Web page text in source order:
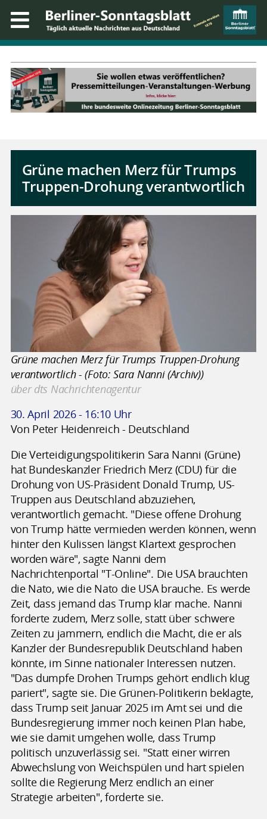
Grüne machen Merz für Trumps
Truppen-Drohung verantwortlich
Grüne machen Merz für Trumps Truppen-Drohung
verantwortlich - (Foto: Sara Nanni (Archiv))
über dts Nachrichtenagentur
30. April 2026 - 16:10 Uhr
Von Peter Heidenreich - Deutschland
Die Verteidigungspolitikerin Sara Nanni (Grüne)
hat Bundeskanzler Friedrich Merz (CDU) für die
Drohung von US-Präsident Donald Trump, US-
Truppen aus Deutschland abzuziehen,
verantwortlich gemacht. "Diese offene Drohung
von Trump hätte vermieden werden können, wenn
hinter den Kulissen längst Klartext gesprochen
worden wäre", sagte Nanni dem
Nachrichtenportal "T-Online". Die USA brauchten
die Nato, wie die Nato die USA brauche. Es werde
Zeit, dass jemand das Trump klar mache. Nanni
forderte zudem, Merz solle, statt über schwere
Zeiten zu jammern, endlich die Macht, die er als
Kanzler der Bundesrepublik Deutschland haben
könnte, im Sinne nationaler Interessen nutzen.
"Das dumpfe Drohen Trumps gehört endlich klug
pariert", sagte sie. Die Grünen-Politikerin beklagte,
dass Trump seit Januar 2025 im Amt sei und die
Bundesregierung immer noch keinen Plan habe,
wie sie damit umgehen wolle, dass Trump
politisch unzuverlässig sei. "Statt einer wirren
Abwechslung von Weichspülen und hart spielen
sollte die Regierung Merz endlich an einer
Strategie arbeiten", forderte sie.